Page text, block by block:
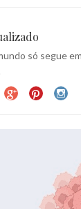
só segue